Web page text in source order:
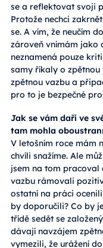
se a reflektovat svoji
Protože nechci
se. A vím, že neučím
zároveň vnímám jako
neznamená pouze
samy říkaly o
zpětnou vazbu a
pro to je bezpečné
Jak se vám daří ve
tam mohla
V letošním roce mám
chvíli snažíme. Ale
jsem na tom pracoval
vazbu rámovali
ostatní na práci
by doporučili? Co by
třídě sedět se
dávají navzájem
vymezili, že urážení